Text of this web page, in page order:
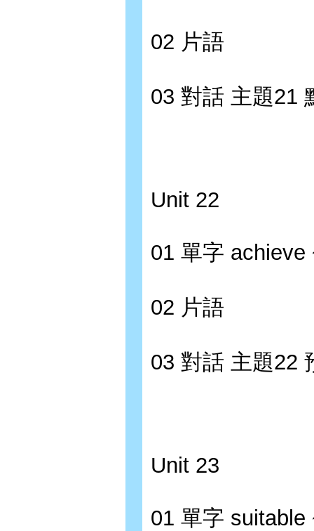
02 片語
03 對話 主題21
Unit 22
01 單字 achieve
02 片語
03 對話 主題22
Unit 23
01 單字 suitable